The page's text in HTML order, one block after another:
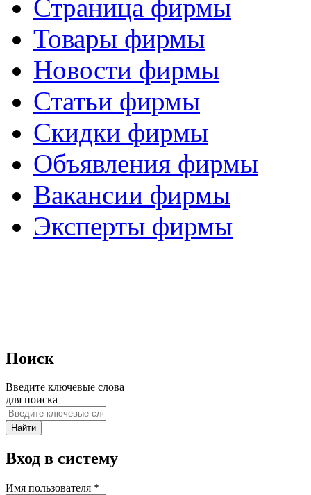
Страница фирмы
Товары фирмы
Новости фирмы
Статьи фирмы
Скидки фирмы
Объявления фирмы
Вакансии фирмы
Эксперты фирмы
Поиск
Введите ключевые слова
для поиска
Вход в систему
Имя пользователя *